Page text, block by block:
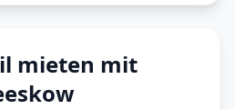
mieten mit